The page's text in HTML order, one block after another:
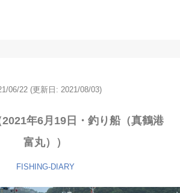
06/22 (更新日: 2021/08/03)
年6月19日・釣り船（真鶴港
富丸））
FISHING-DIARY